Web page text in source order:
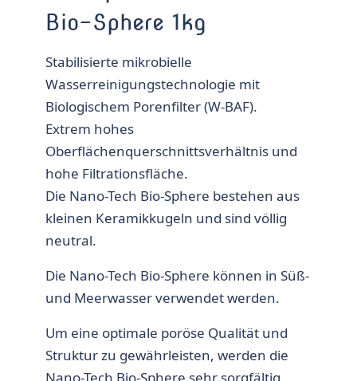
Bio-Sphere 1kg
Stabilisierte mikrobielle
Wasserreinigungstechnologie mit
Biologischem Porenfilter (W-BAF).
Extrem hohes
Oberflächenquerschnittsverhältnis und
hohe Filtrationsfläche.
Die Nano-Tech Bio-Sphere bestehen aus
kleinen Keramikkugeln und sind völlig
neutral.
Die Nano-Tech Bio-Sphere können in Süß-
und Meerwasser verwendet werden.
Um eine optimale poröse Qualität und
Struktur zu gewährleisten, werden die
Nano-Tech Bio-Sphere sehr sorgfältig